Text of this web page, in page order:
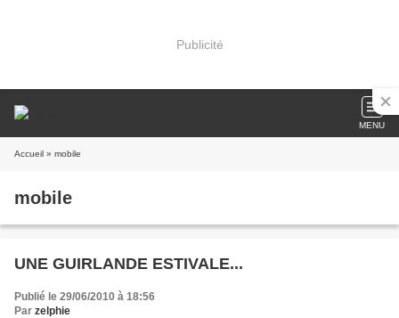
Publicité
MENU
Accueil » mobile
mobile
UNE GUIRLANDE ESTIVALE...
Publié le 29/06/2010 à 18:56
Par zelphie